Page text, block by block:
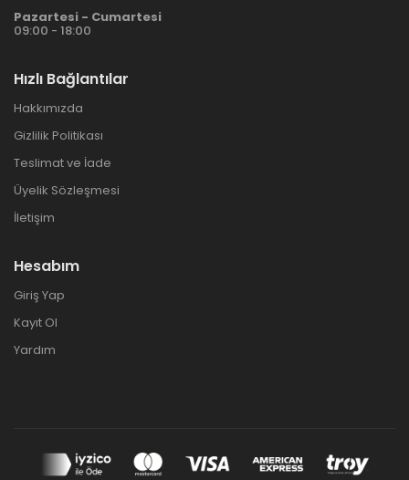
Pazartesi - Cumartesi
09:00 - 18:00
Hızlı Bağlantılar
Hakkımızda
Gizlilik Politikası
Teslimat ve İade
Üyelik Sözleşmesi
İletişim
Hesabım
Giriş Yap
Kayıt Ol
Yardım